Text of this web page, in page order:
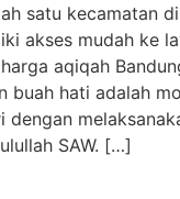
satu kecamatan
akses mudah ke
aqiqah
buah hati adalah
SAW. […]